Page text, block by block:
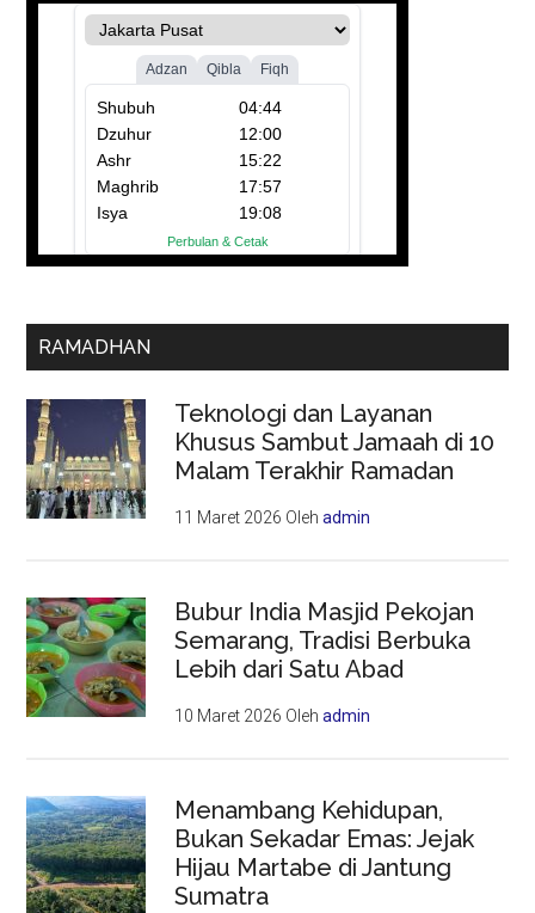
RAMADHAN
Teknologi dan Layanan
Khusus Sambut Jamaah di 10
Malam Terakhir Ramadan
11 Maret 2026 Olehadmin
Bubur India Masjid Pekojan
Semarang, Tradisi Berbuka
Lebih dari Satu Abad
10 Maret 2026 Olehadmin
Menambang Kehidupan,
Bukan Sekadar Emas: Jejak
Hijau Martabe di Jantung
Sumatra